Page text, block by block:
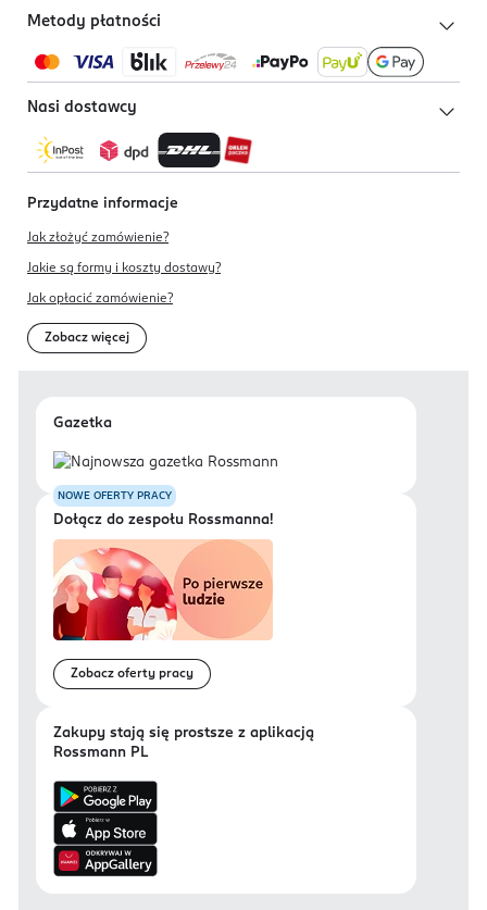
Metody płatności
Nasi dostawcy
Przydatne informacje
Jak złożyć zamówienie?
Jakie są formy i koszty dostawy?
Jak opłacić zamówienie?
Zobacz więcej
Gazetka
NOWE OFERTY PRACY
Dołącz do zespołu Rossmanna!
Zobacz oferty pracy
Zakupy stają się prostsze z aplikacją
Rossmann PL